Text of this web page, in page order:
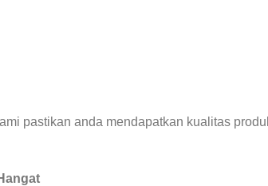
pastikan anda mendapatkan kualitas